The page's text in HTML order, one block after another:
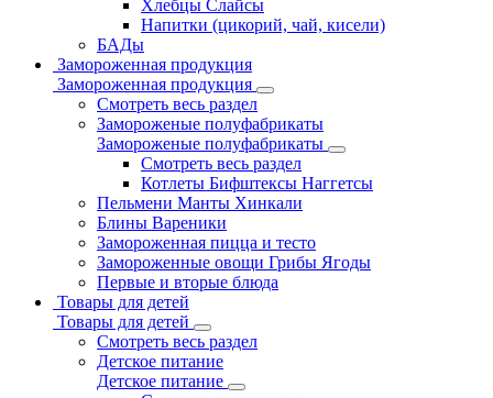
Хлебцы Слайсы
Напитки (цикорий, чай, кисели)
БАДы
Замороженная продукция
Замороженная продукция
Смотреть весь раздел
Замороженые полуфабрикаты
Замороженые полуфабрикаты
Смотреть весь раздел
Котлеты Бифштексы Наггетсы
Пельмени Манты Хинкали
Блины Вареники
Замороженная пицца и тесто
Замороженные овощи Грибы Ягоды
Первые и вторые блюда
Товары для детей
Товары для детей
Смотреть весь раздел
Детское питание
Детское питание